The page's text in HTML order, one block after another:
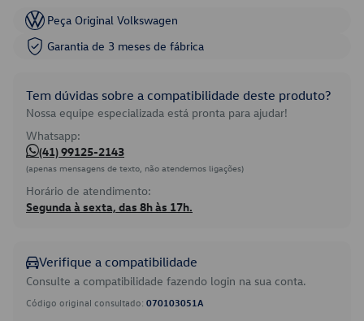
Peça Original Volkswagen
Garantia de 3 meses de fábrica
Tem dúvidas sobre a compatibilidade deste produto?
Nossa equipe especializada está pronta para ajudar!
Whatsapp:
(41) 99125-2143
(apenas mensagens de texto, não atendemos ligações)
Horário de atendimento:
Segunda à sexta, das 8h às 17h.
Verifique a compatibilidade
Consulte a compatibilidade fazendo login na sua conta.
Código original consultado: 070103051A